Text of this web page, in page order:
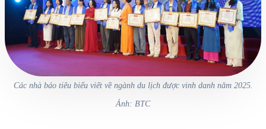
Các nhà báo tiêu biểu viết về ngành du lịch được vinh danh năm 2025.
Ảnh: BTC